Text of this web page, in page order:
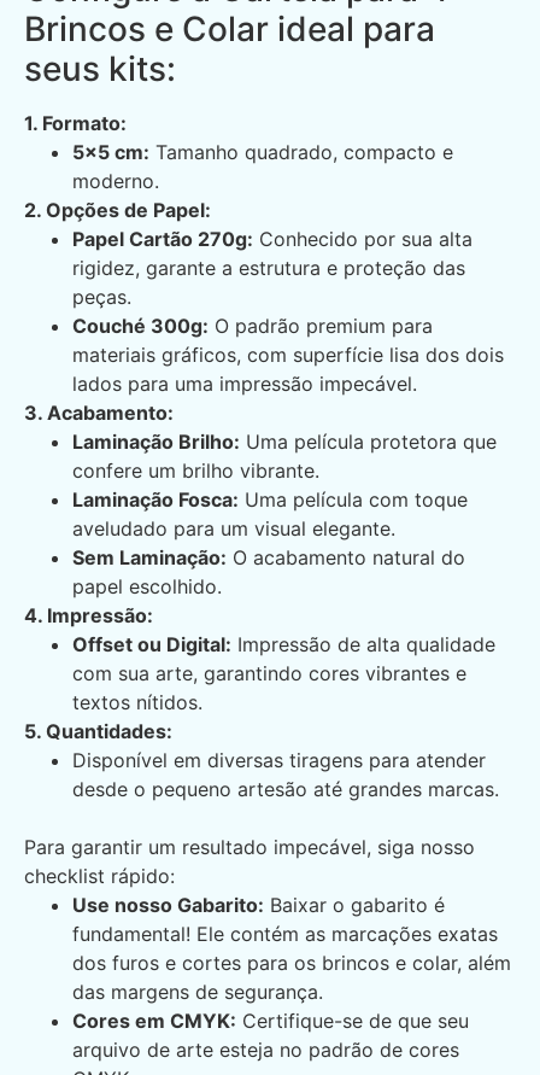
Brincos e Colar ideal para
seus kits:
1. Formato:
5×5 cm: Tamanho quadrado, compacto e
moderno.
2. Opções de Papel:
Papel Cartão 270g: Conhecido por sua alta
rigidez, garante a estrutura e proteção das
peças.
Couché 300g: O padrão premium para
materiais gráficos, com superfície lisa dos dois
lados para uma impressão impecável.
3. Acabamento:
Laminação Brilho: Uma película protetora que
confere um brilho vibrante.
Laminação Fosca: Uma película com toque
aveludado para um visual elegante.
Sem Laminação: O acabamento natural do
papel escolhido.
4. Impressão:
Offset ou Digital: Impressão de alta qualidade
com sua arte, garantindo cores vibrantes e
textos nítidos.
5. Quantidades:
Disponível em diversas tiragens para atender
desde o pequeno artesão até grandes marcas.
Para garantir um resultado impecável, siga nosso
checklist rápido:
Use nosso Gabarito: Baixar o gabarito é
fundamental! Ele contém as marcações exatas
dos furos e cortes para os brincos e colar, além
das margens de segurança.
Cores em CMYK: Certifique-se de que seu
arquivo de arte esteja no padrão de cores